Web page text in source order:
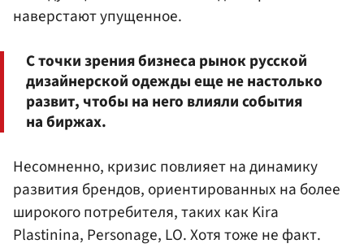
наверстают упущенное.
С точки зрения бизнеса рынок русской
дизайнерской одежды еще не настолько
развит, чтобы на него влияли события
на биржах.
Несомненно, кризис повлияет на динамику
развития брендов, ориентированных на более
широкого потребителя, таких как Kira
Plastinina, Personage, LO. Хотя тоже не факт.